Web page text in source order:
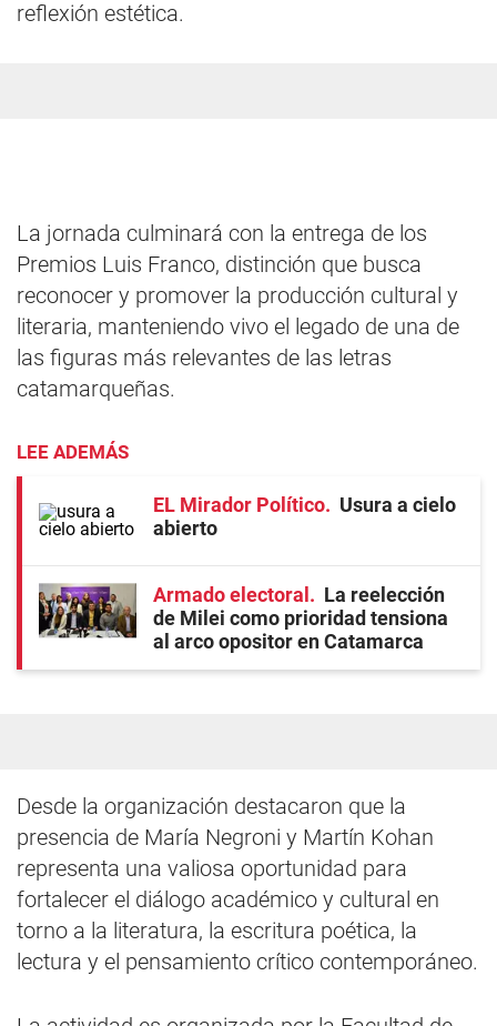
reflexión estética.
La jornada culminará con la entrega de los
Premios Luis Franco, distinción que busca
reconocer y promover la producción cultural y
literaria, manteniendo vivo el legado de una de
las figuras más relevantes de las letras
catamarqueñas.
LEE ADEMÁS
EL Mirador Político
Usura a cielo
abierto
Armado electoral
La reelección
de Milei como prioridad tensiona
al arco opositor en Catamarca
Desde la organización destacaron que la
presencia de María Negroni y Martín Kohan
representa una valiosa oportunidad para
fortalecer el diálogo académico y cultural en
torno a la literatura, la escritura poética, la
lectura y el pensamiento crítico contemporáneo.